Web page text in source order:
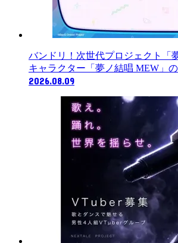
バンドリ！次世代プロジェクト「
キャラクター「夢ノ結唱 MEW」
2026.08.09